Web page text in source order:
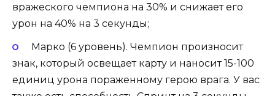
вражеского чемпиона на 30% и снижает его
урон на 40% на 3 секунды;
Марко (6 уровень). Чемпион произносит
знак, который освещает карту и наносит 15-100
единиц урона пораженному герою врага. У вас